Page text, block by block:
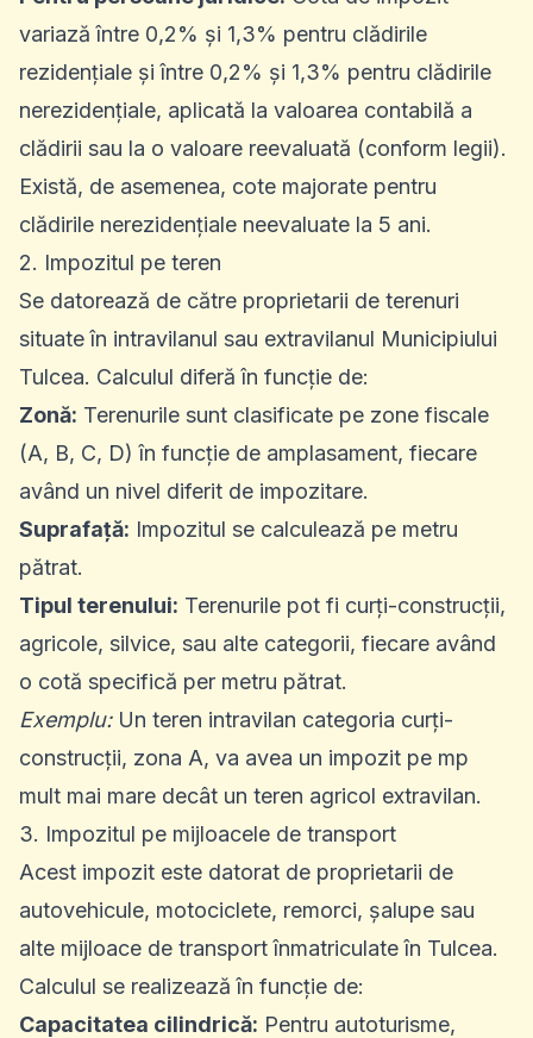
variază între 0,2% și 1,3% pentru clădirile
rezidențiale și între 0,2% și 1,3% pentru clădirile
nerezidențiale, aplicată la valoarea contabilă a
clădirii sau la o valoare reevaluată (conform legii).
Există, de asemenea, cote majorate pentru
clădirile nerezidențiale neevaluate la 5 ani.
2. Impozitul pe teren
Se datorează de către proprietarii de terenuri
situate în intravilanul sau extravilanul Municipiului
Tulcea. Calculul diferă în funcție de:
Zonă: Terenurile sunt clasificate pe zone fiscale
(A, B, C, D) în funcție de amplasament, fiecare
având un nivel diferit de impozitare.
Suprafață: Impozitul se calculează pe metru
pătrat.
Tipul terenului: Terenurile pot fi curți-construcții,
agricole, silvice, sau alte categorii, fiecare având
o cotă specifică per metru pătrat.
Exemplu:Un teren intravilan categoria curți-
construcții, zona A, va avea un impozit pe mp
mult mai mare decât un teren agricol extravilan.
3. Impozitul pe mijloacele de transport
Acest impozit este datorat de proprietarii de
autovehicule, motociclete, remorci, șalupe sau
alte mijloace de transport înmatriculate în Tulcea.
Calculul se realizează în funcție de:
Capacitatea cilindrică: Pentru autoturisme,